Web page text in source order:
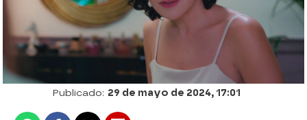
Desirée Castillo
Publicado: 29 de mayo de 2024, 17:01